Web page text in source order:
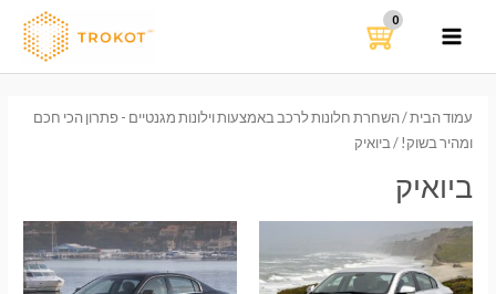
MAIN
עמוד הבית/השחרת חלונות לרכב באמצעות וילונות מגנטיים - פתרון הכי חכם
ומהיר בשוק! / ביואיק
ביואיק